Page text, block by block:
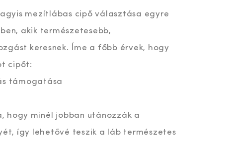
mezítlábas cipő választása egyre
akik természetesebb,
keresnek. Íme a főbb érvek, hogy
cipőt:
támogatása
hogy minél jobban utánozzák a
így lehetővé teszik a láb természetes